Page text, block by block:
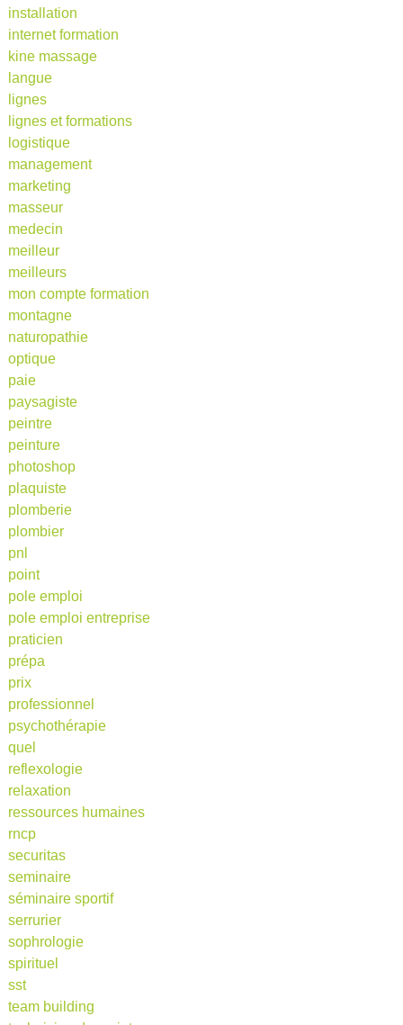
installation
internet formation
kine massage
langue
lignes
lignes et formations
logistique
management
marketing
masseur
medecin
meilleur
meilleurs
mon compte formation
montagne
naturopathie
optique
paie
paysagiste
peintre
peinture
photoshop
plaquiste
plomberie
plombier
pnl
point
pole emploi
pole emploi entreprise
praticien
prépa
prix
professionnel
psychothérapie
quel
reflexologie
relaxation
ressources humaines
rncp
securitas
seminaire
séminaire sportif
serrurier
sophrologie
spirituel
sst
team building